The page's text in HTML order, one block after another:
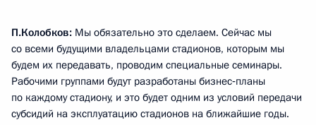
П.Колобков: Мы обязательно это сделаем. Сейчас мы
со всеми будущими владельцами стадионов, которым мы
будем их передавать, проводим специальные семинары.
Рабочими группами будут разработаны бизнес‑планы
по каждому стадиону, и это будет одним из условий передачи
субсидий на эксплуатацию стадионов на ближайшие годы.